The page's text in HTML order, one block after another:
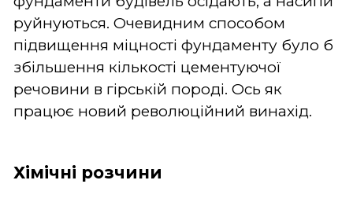
руйнуються. Очевидним способом
підвищення міцності фундаменту було б
збільшення кількості цементуючої
речовини в гірській породі. Ось як
працює новий революційний винахід.
Хімічні розчини